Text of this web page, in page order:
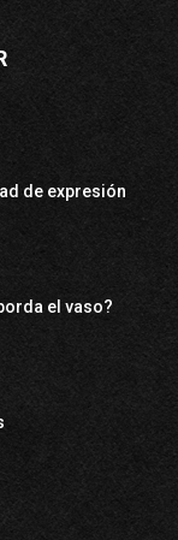
de expresión
el vaso?